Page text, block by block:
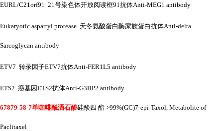
EURL/C21orf91 21号染色体开放阅读框91抗体Anti-MEG1 antibody
Eukaryotic aspartyl protease 天冬氨酸蛋白酶家族蛋白抗体Anti-delta
Sarcoglycan antibody
ETV7 转录因子ETV7抗体Anti-FER1L5 antibody
ETS2 癌基因ETS2抗体Anti-G3BP2 antibody
67879-58-7单咖啡酰洒石酸硅酸四 酯 >99%(GC)7-epi-Taxol, Metabolite of
Paclitaxel